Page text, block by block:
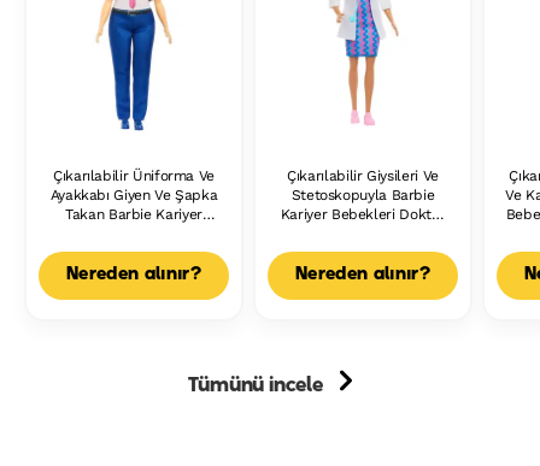
Çıkarılabilir Üniforma Ve
Ayakkabı Giyen Ve Şapka
Takan Barbie Kariyer
Aksesuar
Nereden alınır?
Çıkarılabilir Giysileri Ve
Stetoskopuyla Barbie
Kariyer Bebekleri Doktor
Nereden alınır?
Ve
Tümünü incele